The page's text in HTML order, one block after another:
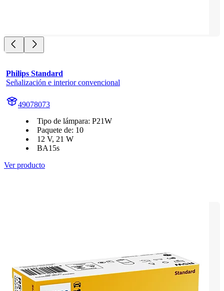
Philips Standard
Señalización e interior convencional
49078073
Tipo de lámpara: P21W
Paquete de: 10
12 V, 21 W
BA15s
Ver producto